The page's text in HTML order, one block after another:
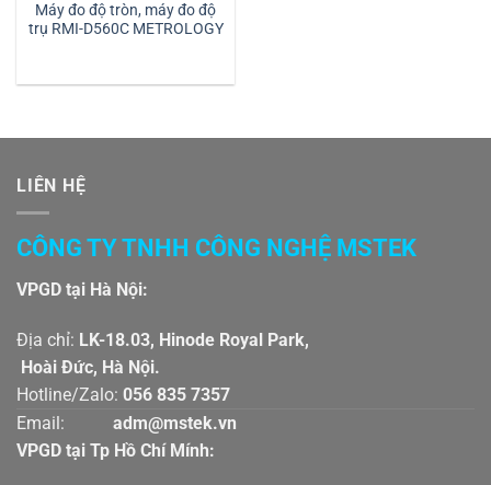
Máy đo độ tròn, máy đo độ
trụ RMI-D560C METROLOGY
LIÊN HỆ
CÔNG TY TNHH CÔNG NGHỆ MSTEK
VPGD tại Hà Nội:
Địa chỉ: LK-18.03, Hinode Royal Park,
Hoài Đức, Hà Nội.
Hotline/Zalo: 056 835 7357
Email:
adm@mstek.vn
VPGD tại Tp Hồ Chí Mính: